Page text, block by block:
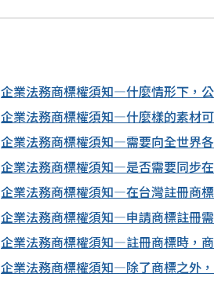
企業法務商標權須知—什麼情形下，
企業法務商標權須知—什麼樣的素材
企業法務商標權須知—需要向全世界
企業法務商標權須知—是否需要同步
企業法務商標權須知—在台灣註冊商
企業法務商標權須知—申請商標註冊
企業法務商標權須知—註冊商標時，
企業法務商標權須知—除了商標之外